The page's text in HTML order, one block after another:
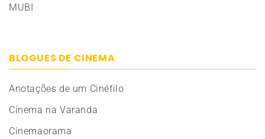
MUBI
BLOGUES DE CINEMA
Anotações de um Cinéfilo
Cinema na Varanda
Cinemaorama